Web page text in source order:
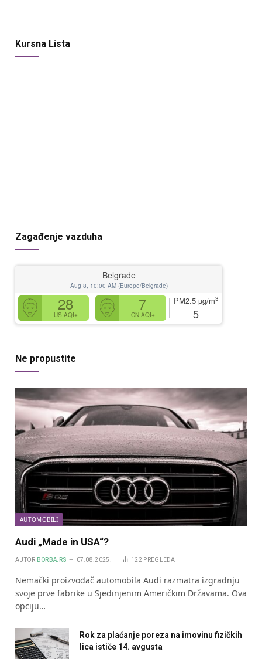
Kursna Lista
Zagađenje vazduha
Belgrade
Aug 8, 10:00 AM (Europe/Belgrade)
28
US AQI+
7
CN AQI+
PM2.5 µg/m3
5
Ne propustite
AUTOMOBILI
Audi „Made in USA“?
AUTOR BORBA.RS 07.08.2025. 122 PREGLEDA
Nemački proizvođač automobila Audi razmatra izgradnju
svoje prve fabrike u Sjedinjenim Američkim Državama. Ova
opciju…
Rok za plaćanje poreza na imovinu fizičkih
lica ističe 14. avgusta